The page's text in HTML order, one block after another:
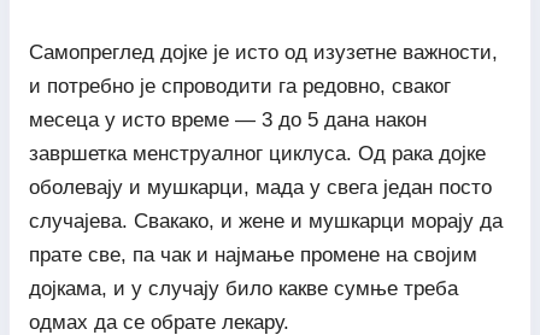
Самопреглед дојке је исто од изузетне важности,
и потребно је спроводити га редовно, сваког
месеца у исто време — 3 до 5 дана након
завршетка менструалног циклуса. Од рака дојке
оболевају и мушкарци, мада у свега један посто
случајева. Свакако, и жене и мушкарци морају да
прате све, па чак и најмање промене на својим
дојкама, и у случају било какве сумње треба
одмах да се обрате лекару.